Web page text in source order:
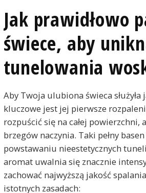
Jak prawidłowo
świece, aby
tunelowania
Aby Twoja ulubiona świeca służyła
kluczowe jest jej pierwsze
rozpuścić się na całej powierzchni,
brzegów naczynia. Taki pełny
powstawaniu nieestetycznych
aromat uwalnia się znacznie
zachować najwyższą jakość
istotnych zasadach: